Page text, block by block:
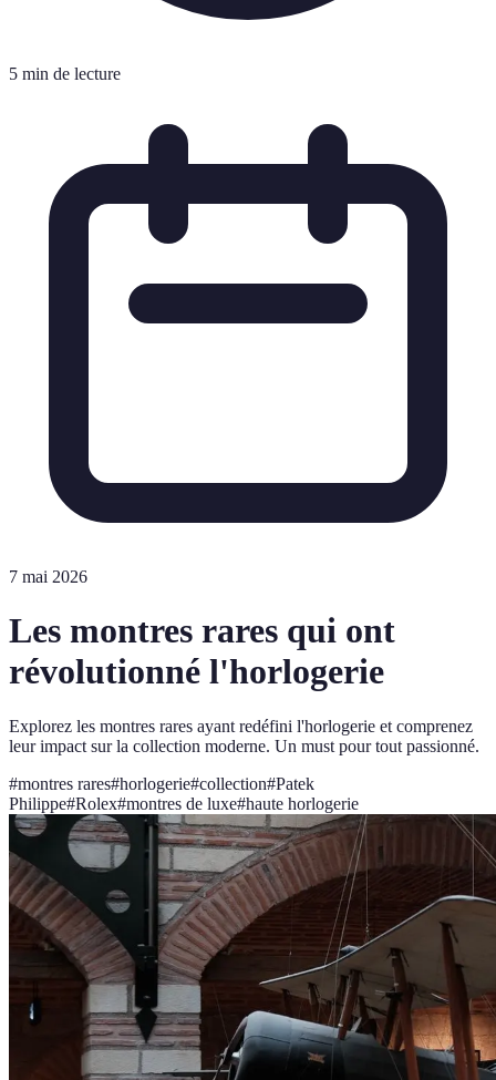
5 min de lecture
7 mai 2026
Les montres rares qui ont
révolutionné l'horlogerie
Explorez les montres rares ayant redéfini l'horlogerie et comprenez
leur impact sur la collection moderne. Un must pour tout passionné.
#montres rares#horlogerie#collection#Patek
Philippe#Rolex#montres de luxe#haute horlogerie